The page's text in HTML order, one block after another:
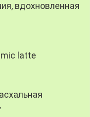
вдохновленная
latte